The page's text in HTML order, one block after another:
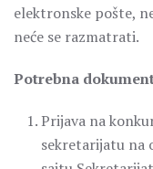
elektronske pošte,
neće se razmatrati.
Potrebna
Prijava na
sekretarijatu na